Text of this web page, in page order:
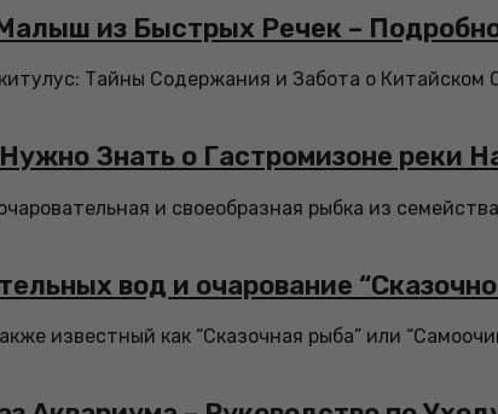
из Быстрых Речек –
Тайны Содержания и Забота о
Знать о Гастромизоне реки
и своеобразная рыбка из
вод и очарование
известный как “Сказочная рыба” или